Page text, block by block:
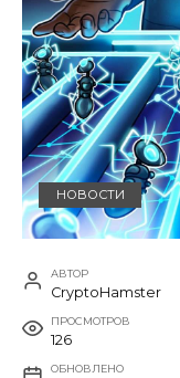
НОВОСТИ
АВТОР
CryptoHamster
ПРОСМОТРОВ
126
ОБНОВЛЕНО